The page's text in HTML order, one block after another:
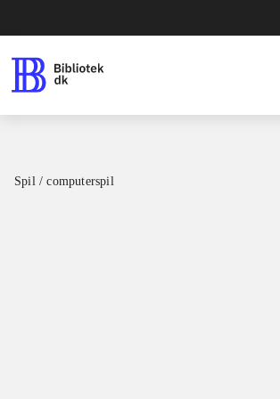
Spil / computerspil